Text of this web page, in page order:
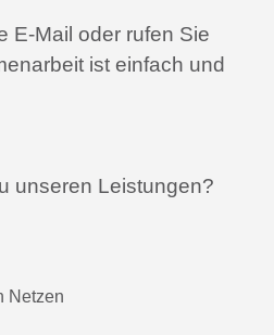
E-Mail oder rufen Sie
ist einfach und
unseren Leistungen?
Netzen